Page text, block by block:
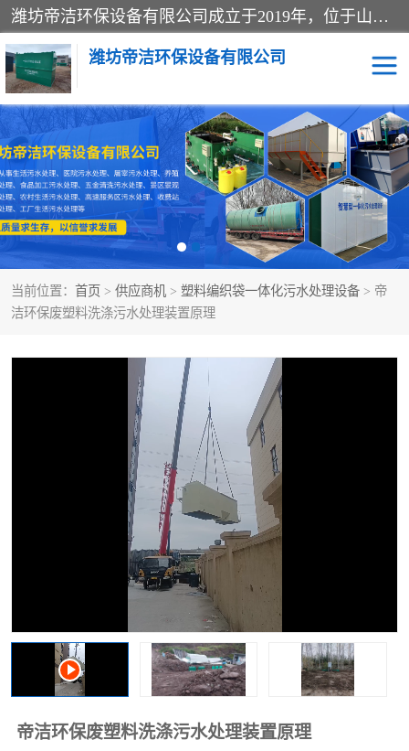
潍坊帝洁环保设备有限公司成立于2019年，位于山东省潍坊市潍城经济开发区；公司专注于环境保护专用设备及配件的研发、生产、安装与销售，同时涉及医用消毒设备、机电设备和仪器仪表的销售。此外，公司提供环保工程施工、环保技术研发与转让、技术服务以及环境工程专项设计服务，致力于为客户提供全面的环保解决方案，助力绿色可持续发展。
潍坊帝洁环保设备有限公司
当前位置： 首页 > 供应商机 > 塑料编织袋一体化污水处理设备 > 帝
洁环保废塑料洗涤污水处理装置原理
帝洁环保废塑料洗涤污水处理装置原理
一体化提升泵站 屠宰肉食品加工污水处理
设备
一体化生活污水处理设备 学校污水处理设备
医院污水处理设备 喷涂废水油墨废水
玻璃钢一体化污水处理设 水性涂料加工污水处理设
养殖污水处理设备 洗涤污水处理设备
洗车废水处理设备 实验室污水处理设备
平流式溶气气浮机 风景区旅游景点污水处理
设备
高速服务区收费站污水处 微动力生化污水处理设备
海鲜加工污水处理设备 蒸发器设备价格
航站楼厕所污水处理设备
UASB厌氧塔 加油站油田景点旅游区污
水处理设备
风电场变电站污水处理设
备
叠螺污泥脱水机
疾控中心一体化设备处理 一体化净北槽污水处理设